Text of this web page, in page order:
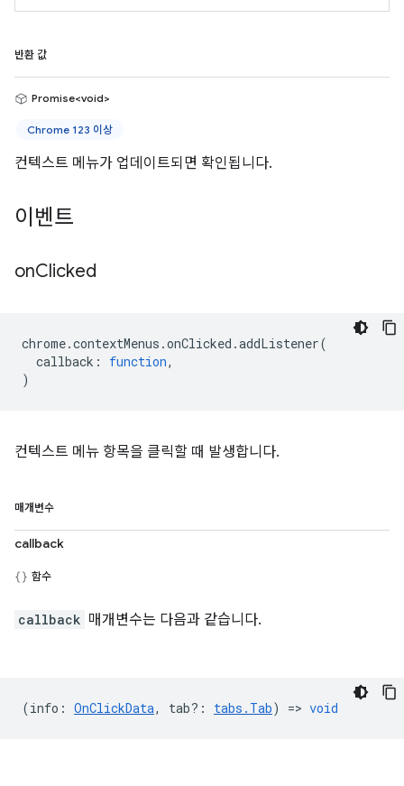
반환 값
Promise<void>
Chrome 123 이상
컨텍스트 메뉴가 업데이트되면 확인됩니다.
이벤트
onClicked
chrome.contextMenus .onClicked .addListener(
callback : function,
)
컨텍스트 메뉴 항목을 클릭할 때 발생합니다.
매개변수
callback
함수
callback 매개변수는 다음과 같습니다.
(info : OnClickData, tab? : tabs.Tab) => void